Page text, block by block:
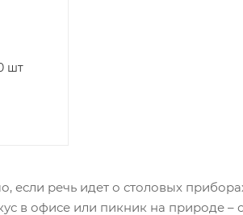
шт
если речь идет о столовых
в офисе или пикник на природе –